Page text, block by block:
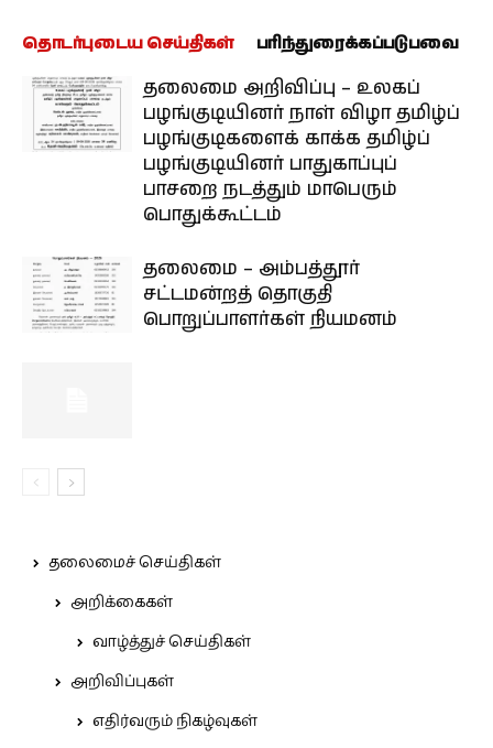
தொடர்புடைய செய்திகள் பரிந்துரைக்கப்படுபவை
தலைமை அறிவிப்பு – உலகப்
பழங்குடியினர் நாள் விழா தமிழ்ப்
பழங்குடிகளைக் காக்க தமிழ்ப்
பழங்குடியினர் பாதுகாப்புப்
பாசறை நடத்தும் மாபெரும்
பொதுக்கூட்டம்
தலைமை – அம்பத்தூர்
சட்டமன்றத் தொகுதி
பொறுப்பாளர்கள் நியமனம்
தலைமைச் செய்திகள்
அறிக்கைகள்
வாழ்த்துச் செய்திகள்
அறிவிப்புகள்
எதிர்வரும் நிகழ்வுகள்